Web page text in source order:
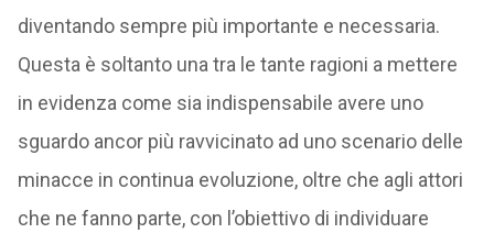
diventando sempre più importante e necessaria.
Questa è soltanto una tra le tante ragioni a mettere
in evidenza come sia indispensabile avere uno
sguardo ancor più ravvicinato ad uno scenario delle
minacce in continua evoluzione, oltre che agli attori
che ne fanno parte, con l’obiettivo di individuare